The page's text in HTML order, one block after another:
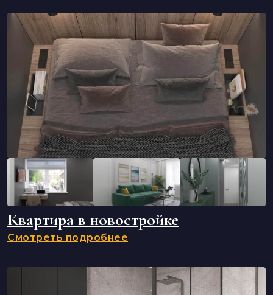
Квартира в новостройке
Смотреть подробнее